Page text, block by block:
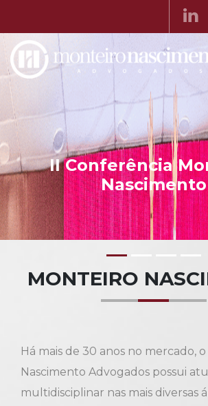
II
MONTEIRO
Há mais de 30 anos no mercado,
Nascimento Advogados possui
multidisciplinar nas mais diversas